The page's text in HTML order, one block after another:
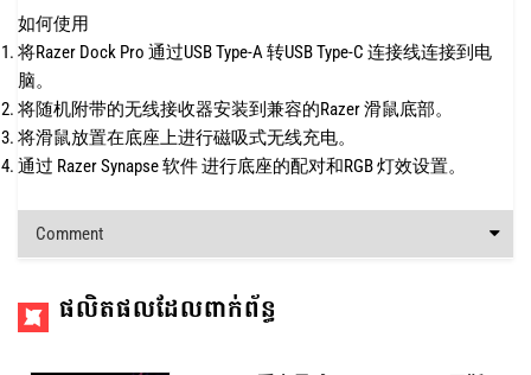
如何使用
将Razer Dock Pro 通过USB Type-A 转USB Type-C 连接线连接到电
脑。
将随机附带的无线接收器安装到兼容的Razer 滑鼠底部。
将滑鼠放置在底座上进行磁吸式无线充电。
通过 Razer Synapse 软件 进行底座的配对和RGB 灯效设置。
Comment
ផលិតផលដែលពាក់ព័ន្ធ